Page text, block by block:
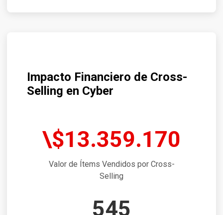
Impacto Financiero de Cross-
Selling en Cyber
\$13.359.170
Valor de Ítems Vendidos por Cross-
Selling
545